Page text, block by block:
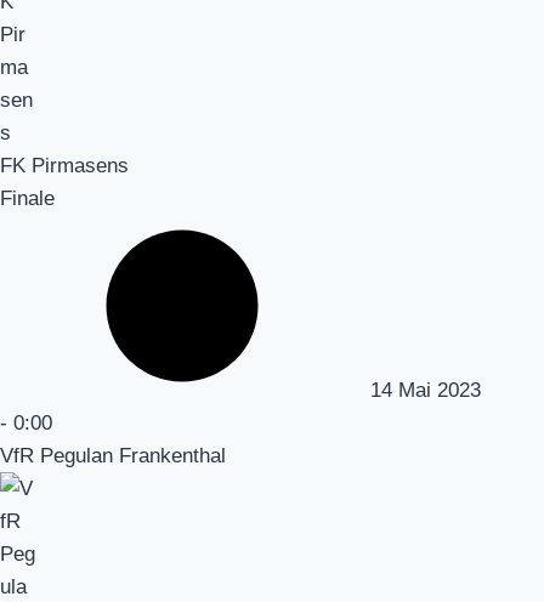
FK Pirmasens
Finale
14 Mai 2023
- 0:00
VfR Pegulan Frankenthal